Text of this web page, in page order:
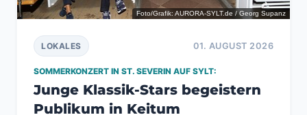
Foto/Grafik: AURORA-SYLT.de / Georg Supanz
01. AUGUST 2026
LOKALES
SOMMERKONZERT IN ST. SEVERIN AUF SYLT:
Junge Klassik-Stars begeistern
Publikum in Keitum